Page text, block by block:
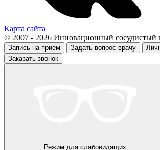
Карта сайта
© 2007 - 2026 Инновационный сосудистый
Запись на прием Задать вопрос врачу
Заказать звонок
Режим для слабовидящих